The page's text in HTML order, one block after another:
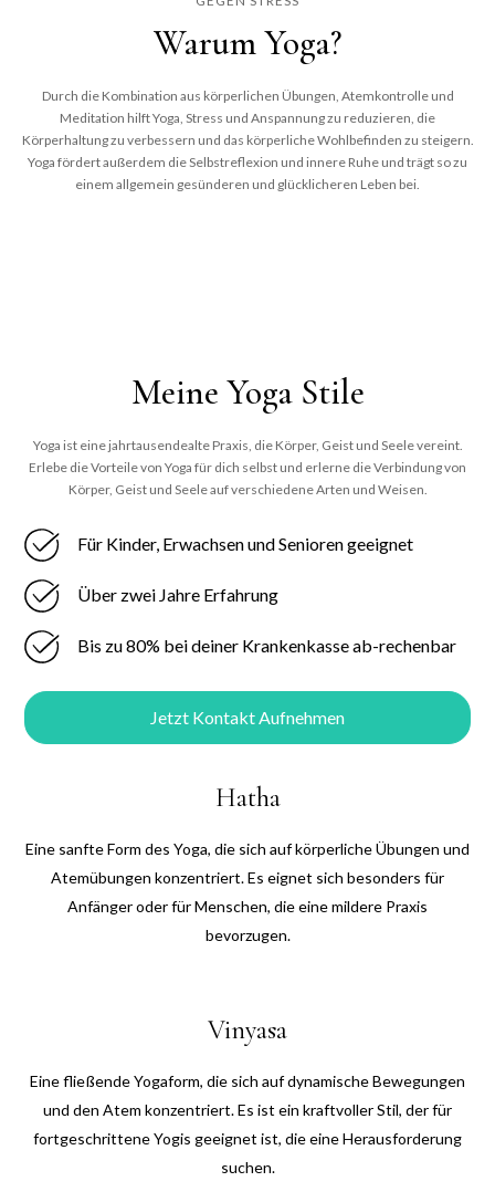
Warum Yoga?
Durch die Kombination aus körperlichen Übungen, Atemkontrolle und
Meditation hilft Yoga, Stress und Anspannung zu reduzieren, die
Körperhaltung zu verbessern und das körperliche Wohlbefinden zu steigern.
Yoga fördert außerdem die Selbstreflexion und innere Ruhe und trägt so zu
einem allgemein gesünderen und glücklicheren Leben bei.
Meine Yoga Stile
Yoga ist eine jahrtausendealte Praxis, die Körper, Geist und Seele vereint.
Erlebe die Vorteile von Yoga für dich selbst und erlerne die Verbindung von
Körper, Geist und Seele auf verschiedene Arten und Weisen.
Für Kinder, Erwachsen und Senioren geeignet
Über zwei Jahre Erfahrung
Bis zu 80% bei deiner Krankenkasse ab-rechenbar
Jetzt Kontakt Aufnehmen
Hatha
Eine sanfte Form des Yoga, die sich auf körperliche Übungen und
Atemübungen konzentriert. Es eignet sich besonders für
Anfänger oder für Menschen, die eine mildere Praxis
bevorzugen.
Vinyasa
Eine fließende Yogaform, die sich auf dynamische Bewegungen
und den Atem konzentriert. Es ist ein kraftvoller Stil, der für
fortgeschrittene Yogis geeignet ist, die eine Herausforderung
suchen.